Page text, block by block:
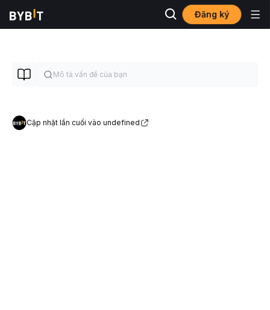
Đăng ký
Cập nhật lần cuối vào undefined